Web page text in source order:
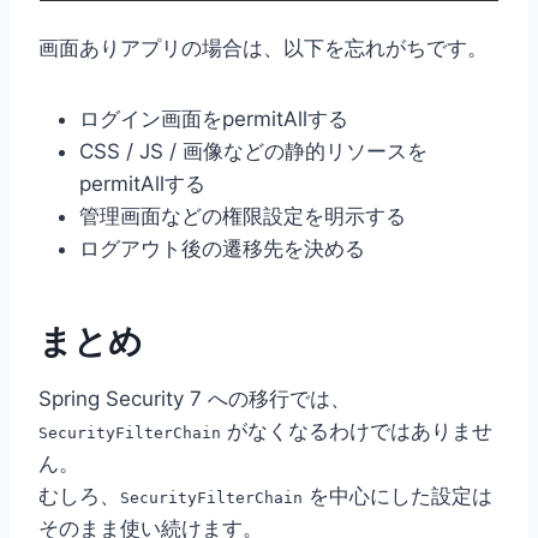
画面ありアプリの場合は、以下を忘れがちです。
ログイン画面をpermitAllする
CSS / JS / 画像などの静的リソースを
permitAllする
管理画面などの権限設定を明示する
ログアウト後の遷移先を決める
まとめ
Spring Security 7 への移行では、
SecurityFilterChain がなくなるわけではありませ
ん。
むしろ、
SecurityFilterChain を中心にした設定は
そのまま使い続けます。